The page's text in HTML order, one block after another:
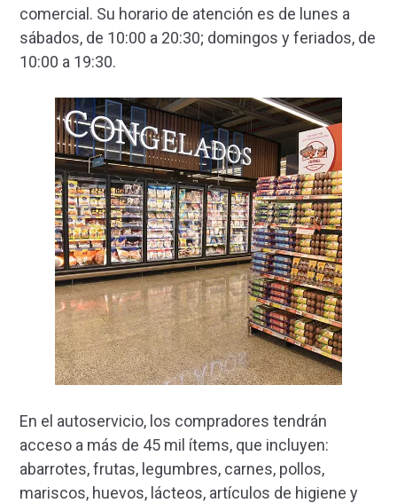
comercial. Su horario de atención es de lunes a
sábados, de 10:00 a 20:30; domingos y feriados, de
10:00 a 19:30.
En el autoservicio, los compradores tendrán
acceso a más de 45 mil ítems, que incluyen:
abarrotes, frutas, legumbres, carnes, pollos,
mariscos, huevos, lácteos, artículos de higiene y